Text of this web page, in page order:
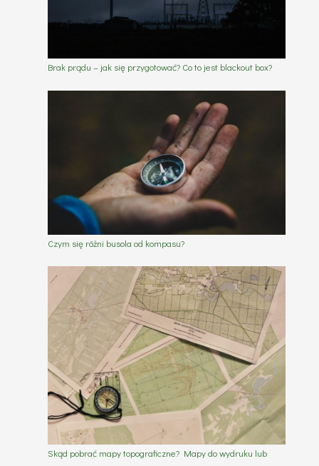
Brak prądu – jak się przygotować? Co to jest blackout box?
Czym się różni busola od kompasu?
Skąd pobrać mapy topograficzne? Mapy do wydruku lub